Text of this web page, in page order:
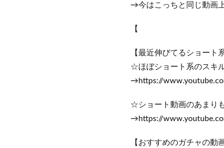
→今はこっちと同じ動画
【
【最近伸びてるショート
☆ほぼショート系のスキ
→https://
☆ショート動画のあまり
→https://
【おすすめのガチャの動